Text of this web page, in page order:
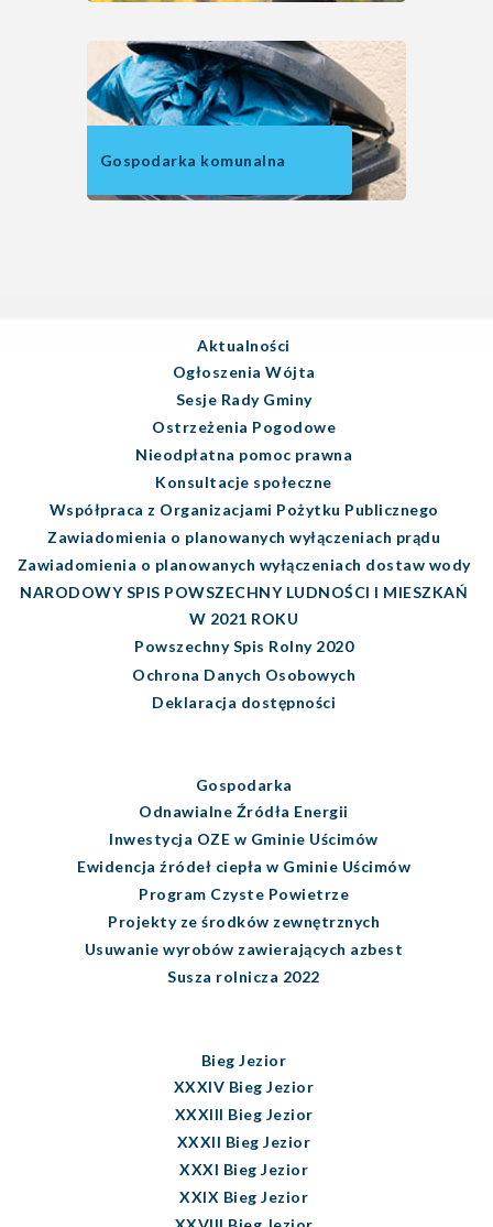
Gospodarka komunalna
Aktualności
Ogłoszenia Wójta
Sesje Rady Gminy
Ostrzeżenia Pogodowe
Nieodpłatna pomoc prawna
Konsultacje społeczne
Współpraca z Organizacjami Pożytku Publicznego
Zawiadomienia o planowanych wyłączeniach prądu
Zawiadomienia o planowanych wyłączeniach dostaw wody
NARODOWY SPIS POWSZECHNY LUDNOŚCI I MIESZKAŃ
W 2021 ROKU
Powszechny Spis Rolny 2020
Ochrona Danych Osobowych
Deklaracja dostępności
Gospodarka
Odnawialne Źródła Energii
Inwestycja OZE w Gminie Uścimów
Ewidencja źródeł ciepła w Gminie Uścimów
Program Czyste Powietrze
Projekty ze środków zewnętrznych
Usuwanie wyrobów zawierających azbest
Susza rolnicza 2022
Bieg Jezior
XXXIV Bieg Jezior
XXXIII Bieg Jezior
XXXII Bieg Jezior
XXXI Bieg Jezior
XXIX Bieg Jezior